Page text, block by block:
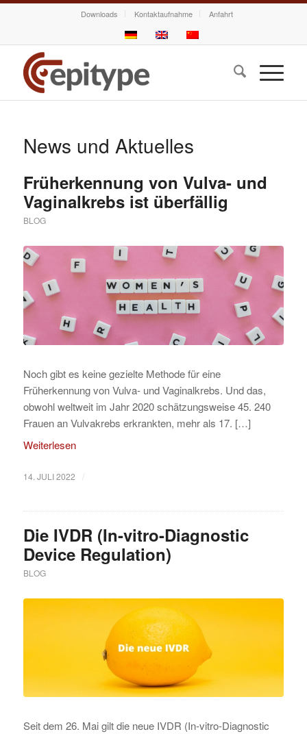
Downloads Kontaktaufnahme Anfahrt
News und Aktuelles
Früherkennung von Vulva- und
Vaginalkrebs ist überfällig
BLOG
Noch gibt es keine gezielte Methode für eine
Früherkennung von Vulva- und Vaginalkrebs. Und das,
obwohl weltweit im Jahr 2020 schätzungsweise 45. 240
Frauen an Vulvakrebs erkrankten, mehr als 17. […]
Weiterlesen
14. JULI 2022 /
Die IVDR (In-vitro-Diagnostic
Device Regulation)
BLOG
Seit dem 26. Mai gilt die neue IVDR (In-vitro-Diagnostic